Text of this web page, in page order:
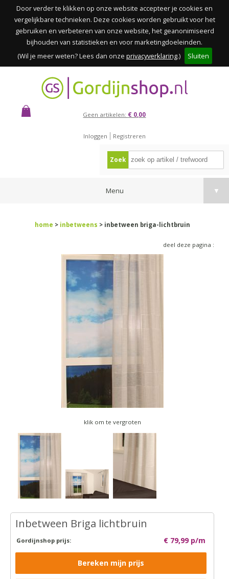
Door verder te klikken op onze website accepteer je cookies en
vergelijkbare technieken. Deze cookies worden gebruikt voor het
gebruiken en verbeteren van onze website, het geanonimiseerd
bijhouden van statistieken en voor marketingdoeleinden.
(Wil je meer weten? Lees dan onze privacyverklaring.) Sluiten
Geen artikelen: € 0,00
Inloggen Registreren
Zoek
Menu ▼
home > inbetweens > inbetween briga-lichtbruin
deel deze pagina :
klik om te vergroten
Inbetween Briga lichtbruin
Gordijnshop prijs: € 79,99 p/m
Bereken mijn prijs